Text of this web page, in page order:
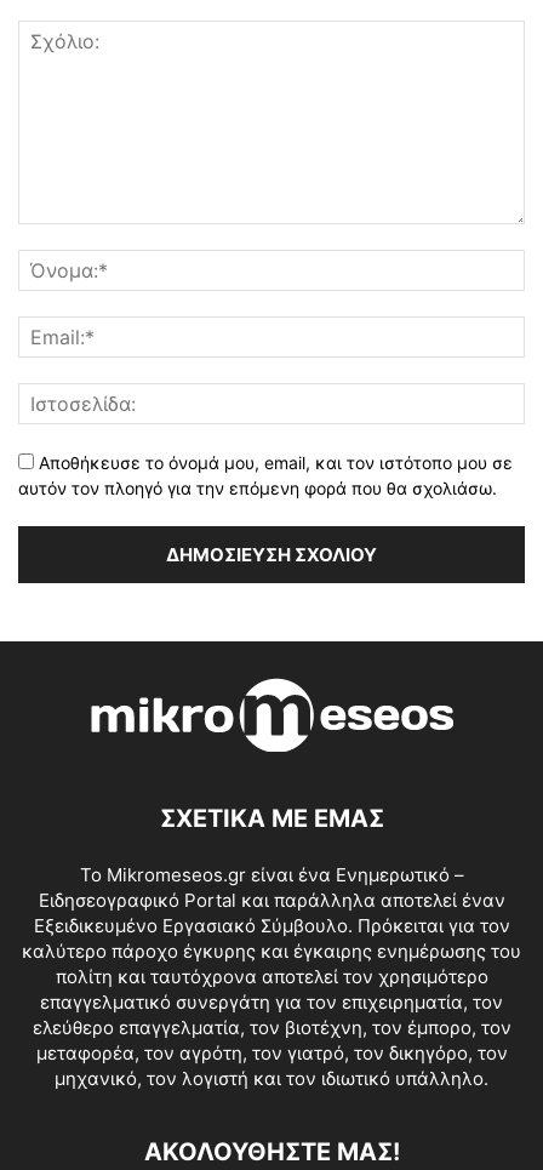
Αποθήκευσε το όνομά μου, email, και τον ιστότοπο μου σε
αυτόν τον πλοηγό για την επόμενη φορά που θα σχολιάσω.
ΣΧΕΤΙΚΑ ΜΕ ΕΜΑΣ
Το Mikromeseos.gr είναι ένα Ενημερωτικό –
Ειδησεογραφικό Portal και παράλληλα αποτελεί έναν
Εξειδικευμένο Εργασιακό Σύμβουλο. Πρόκειται για τον
καλύτερο πάροχο έγκυρης και έγκαιρης ενημέρωσης του
πολίτη και ταυτόχρονα αποτελεί τον χρησιμότερο
επαγγελματικό συνεργάτη για τον επιχειρηματία, τον
ελεύθερο επαγγελματία, τον βιοτέχνη, τον έμπορο, τον
μεταφορέα, τον αγρότη, τον γιατρό, τον δικηγόρο, τον
μηχανικό, τον λογιστή και τον ιδιωτικό υπάλληλο.
ΑΚΟΛΟΥΘΗΣΤΕ ΜΑΣ!